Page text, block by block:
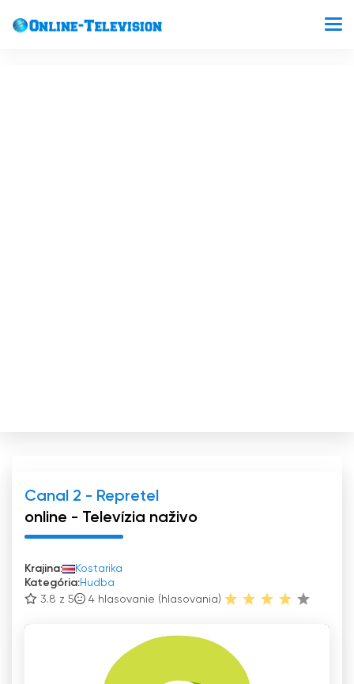
Canal 2 - Repretel
online - Televízia naživo
Krajina:
Kostarika
Kategória:Hudba
3.8 z 5
4 hlasovanie (hlasovania)